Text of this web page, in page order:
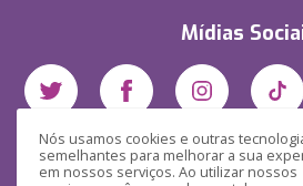
Nós usamos cookies e outras
semelhantes para melhorar a sua
em nossos serviços. Ao utilizar nossos
Mídias